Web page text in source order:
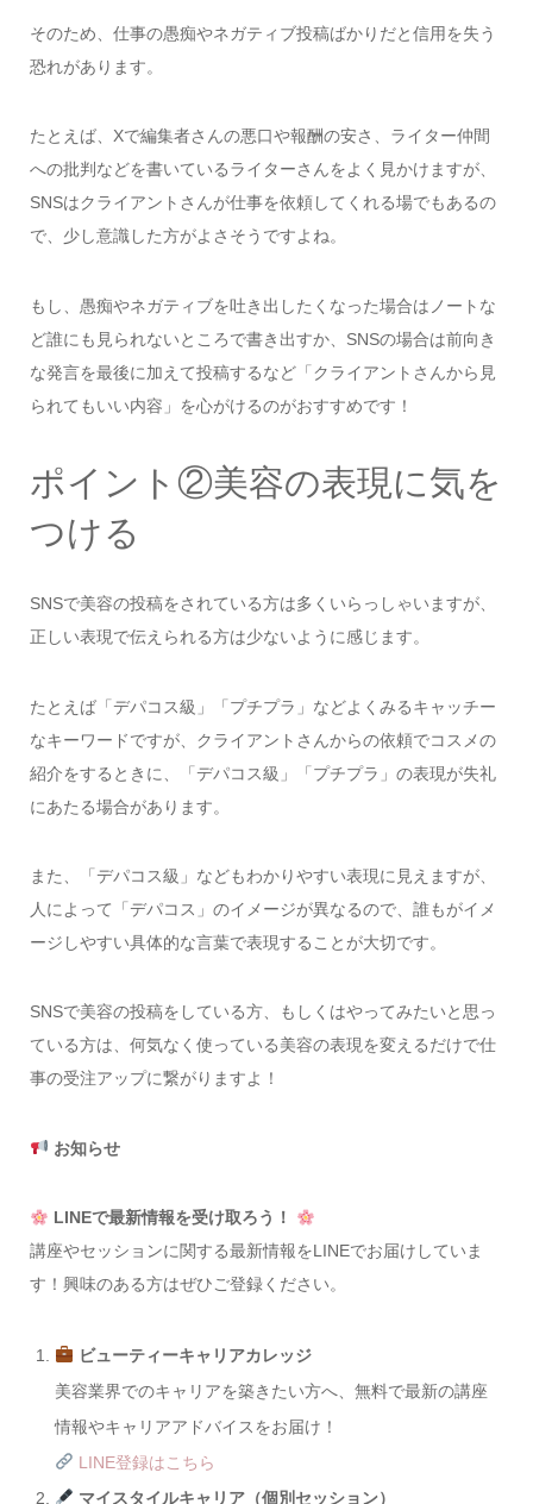
そのため、仕事の愚痴やネガティブ投稿ばかりだと信用を失う
恐れがあります。
たとえば、Xで編集者さんの悪口や報酬の安さ、ライター仲間
への批判などを書いているライターさんをよく見かけますが、
SNSはクライアントさんが仕事を依頼してくれる場でもあるの
で、少し意識した方がよさそうですよね。
もし、愚痴やネガティブを吐き出したくなった場合はノートな
ど誰にも見られないところで書き出すか、SNSの場合は前向き
な発言を最後に加えて投稿するなど「クライアントさんから見
られてもいい内容」を心がけるのがおすすめです！
ポイント②美容の表現に気を
つける
SNSで美容の投稿をされている方は多くいらっしゃいますが、
正しい表現で伝えられる方は少ないように感じます。
たとえば「デパコス級」「プチプラ」などよくみるキャッチー
なキーワードですが、クライアントさんからの依頼でコスメの
紹介をするときに、「デパコス級」「プチプラ」の表現が失礼
にあたる場合があります。
また、「デパコス級」などもわかりやすい表現に見えますが、
人によって「デパコス」のイメージが異なるので、誰もがイメ
ージしやすい具体的な言葉で表現することが大切です。
SNSで美容の投稿をしている方、もしくはやってみたいと思っ
ている方は、何気なく使っている美容の表現を変えるだけで仕
事の受注アップに繋がりますよ！
お知らせ
LINEで最新情報を受け取ろう！
講座やセッションに関する最新情報をLINEでお届けしていま
す！興味のある方はぜひご登録ください。
ビューティーキャリアカレッジ
美容業界でのキャリアを築きたい方へ、無料で最新の講座
情報やキャリアアドバイスをお届け！
LINE登録はこちら
マイスタイルキャリア（個別セッション）